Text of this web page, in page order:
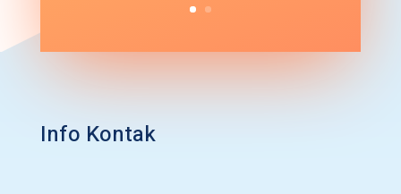
Info Kontak